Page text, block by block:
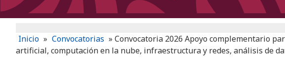
Inicio » Convocatorias » Convocatoria 2026 Apoyo complementario
artificial, computación en la nube, infraestructura y redes, análisis de